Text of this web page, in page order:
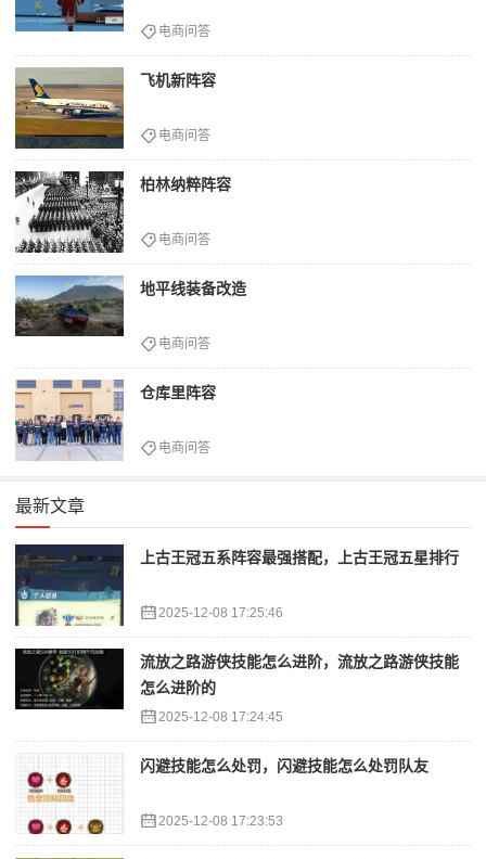
电商问答
飞机新阵容
电商问答
柏林纳粹阵容
电商问答
地平线装备改造
电商问答
仓库里阵容
电商问答
最新文章
上古王冠五系阵容最强搭配，上古王冠五星排行
2025-12-08 17:25:46
流放之路游侠技能怎么进阶，流放之路游侠技能
怎么进阶的
2025-12-08 17:24:45
闪避技能怎么处罚，闪避技能怎么处罚队友
2025-12-08 17:23:53